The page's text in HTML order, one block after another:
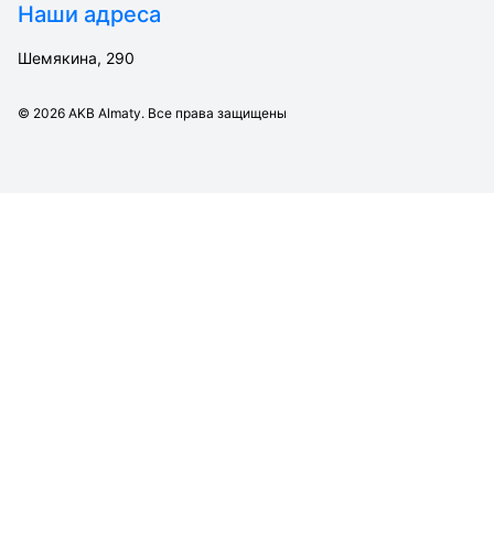
Наши адреса
Шемякина, 290
© 2026 AKB Almaty. Все права защищены